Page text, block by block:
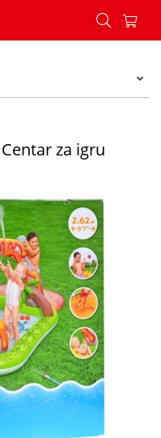
Centar za igru
za igru